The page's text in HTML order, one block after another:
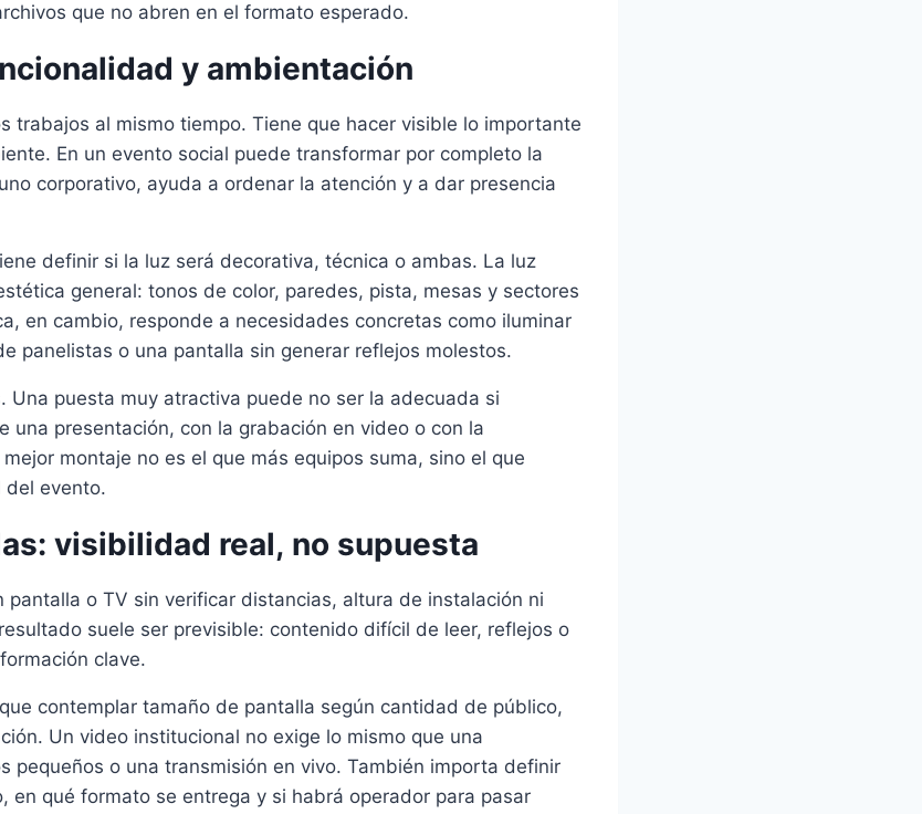
que no abren en el formato esperado.
y ambientación
trabajos al mismo tiempo. Tiene que hacer visible lo importante
En un evento social puede transformar por completo la
corporativo, ayuda a ordenar la atención y a dar presencia
definir si la luz será decorativa, técnica o ambas. La luz
general: tonos de color, paredes, pista, mesas y sectores
en cambio, responde a necesidades concretas como iluminar
panelistas o una pantalla sin generar reflejos molestos.
Una puesta muy atractiva puede no ser la adecuada si
una presentación, con la grabación en video o con la
montaje no es el que más equipos suma, sino el que
del evento.
visibilidad real, no supuesta
pantalla o TV sin verificar distancias, altura de instalación ni
suele ser previsible: contenido difícil de leer, reflejos o
clave.
contemplar tamaño de pantalla según cantidad de público,
Un video institucional no exige lo mismo que una
pequeños o una transmisión en vivo. También importa definir
en qué formato se entrega y si habrá operador para pasar